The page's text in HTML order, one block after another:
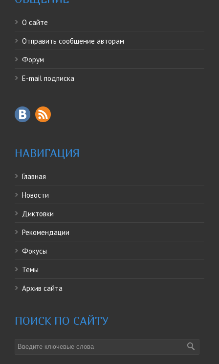
О сайте
Отправить сообщение авторам
Форум
E-mail подписка
НАВИГАЦИЯ
Главная
Новости
Диктовки
Рекомендации
Фокусы
Темы
Архив сайта
ПОИСК ПО САЙТУ